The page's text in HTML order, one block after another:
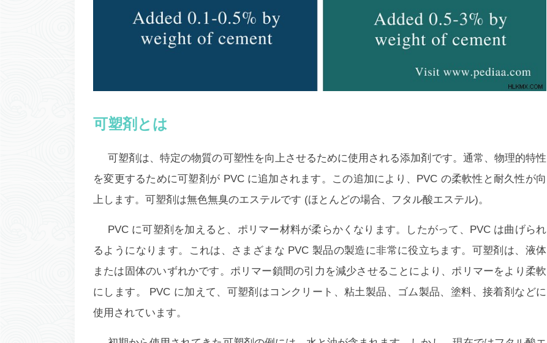
可塑剤とは
可塑剤は、特定の物質の可塑性を向上させるために使用される添加剤です。通常、物理的特性
を変更するために可塑剤が PVC に追加されます。この追加により、PVC の柔軟性と耐久性が向
上します。可塑剤は無色無臭のエステルです (ほとんどの場合、フタル酸エステル)。
PVC に可塑剤を加えると、ポリマー材料が柔らかくなります。したがって、PVC は曲げられ
るようになります。これは、さまざまな PVC 製品の製造に非常に役立ちます。可塑剤は、液体
または固体のいずれかです。ポリマー鎖間の引力を減少させることにより、ポリマーをより柔軟
にします。 PVC に加えて、可塑剤はコンクリート、粘土製品、ゴム製品、塗料、接着剤などに
使用されています。